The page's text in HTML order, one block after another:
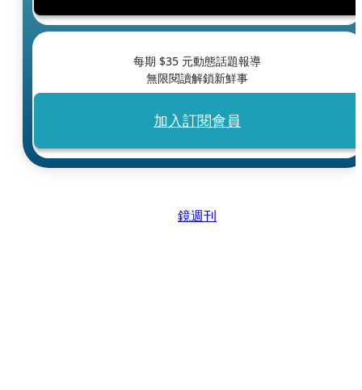
每期 $35 元動態話題報導
無限閱讀解鎖新鮮事
加入訂閱會員
鏡週刊